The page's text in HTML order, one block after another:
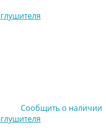
Сообщить о наличии